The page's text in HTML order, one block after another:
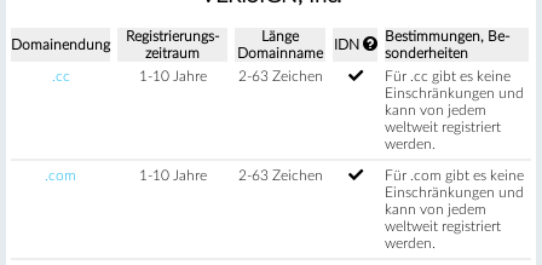
Domain­endung
Regis­trierungs­
zeitraum
Länge
Domain­name
IDN
Be­stimm­ungen, Be­
sonder­heiten
.cc
1-10 Jahre 2-63 Zeichen
Für .cc gibt es keine
Einschränkungen und
kann von jedem
weltweit registriert
werden.
.com 1-10 Jahre 2-63 Zeichen
Für .com gibt es keine
Einschränkungen und
kann von jedem
weltweit registriert
werden.